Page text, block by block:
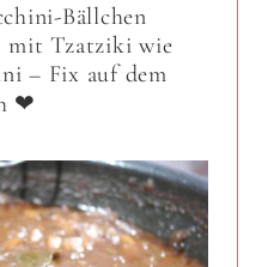
Bällchen
mit Tzatziki wie
– Fix auf dem
❤